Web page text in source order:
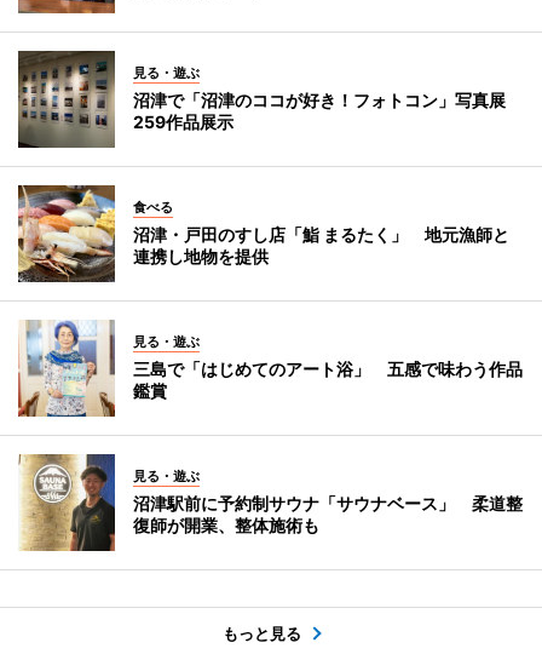
見る・遊ぶ
沼津で「沼津のココが好き！フォトコン」写真展
259作品展示
食べる
沼津・戸田のすし店「鮨 まるたく」 地元漁師と
連携し地物を提供
見る・遊ぶ
三島で「はじめてのアート浴」 五感で味わう作品
鑑賞
見る・遊ぶ
沼津駅前に予約制サウナ「サウナベース」 柔道整
復師が開業、整体施術も
もっと見る